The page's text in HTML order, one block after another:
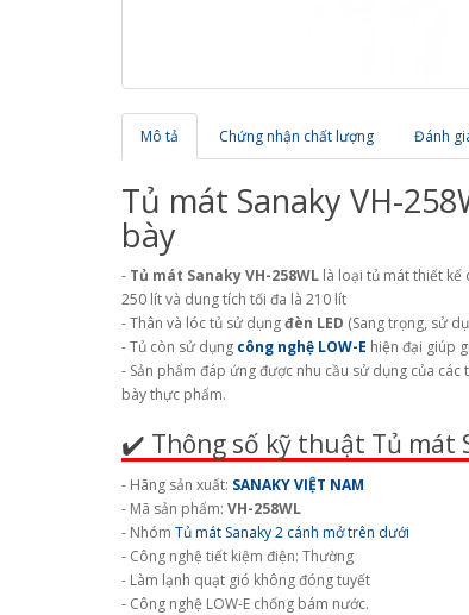
Mô tả Chứng nhận chất lượng Đánh
Tủ mát Sanaky VH-
bày
- Tủ mát Sanaky VH-258WL là loại tủ mát thiết kế
250 lít và dung tích tối đa là 210 lít
- Thân và lóc tủ sử dụngđèn LED (Sang trọng, sử
- Tủ còn sử dụng công nghệ LOW-E hiện đại giúp
- Sản phẩm đáp ứng được nhu cầu sử dụng của
bày thực phẩm.
✔️ Thông số kỹ thuật Tủ mát
- Hãng sản xuất: SANAKY VIỆT NAM
- Mã sản phẩm: VH-258WL
- Nhóm Tủ mát Sanaky 2 cánh mở trên dưới
- Công nghệ tiết kiệm điện: Thường
- Làm lạnh quạt gió không đóng tuyết
- Công nghệ LOW-E chống bám nước.